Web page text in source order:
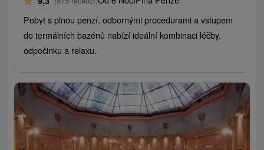
Pobyt s plnou penzí, odbornými procedurami a vstupem
do termálních bazénů nabízí ideální kombinaci léčby,
odpočinku a relaxu.